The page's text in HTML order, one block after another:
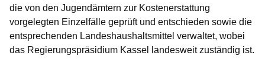
die von den Jugendämtern zur Kostenerstattung
vorgelegten Einzelfälle geprüft und entschieden sowie die
entsprechenden Landeshaushaltsmittel verwaltet, wobei
das Regierungspräsidium Kassel landesweit zuständig ist.